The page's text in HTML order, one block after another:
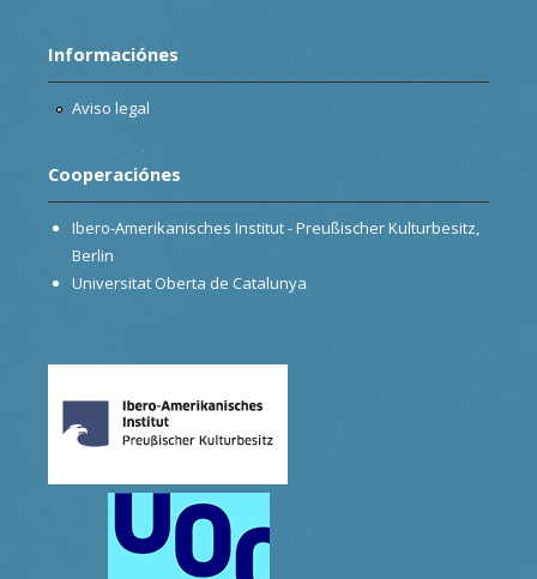
Informaciónes
Aviso legal
Cooperaciónes
Ibero-Amerikanisches Institut - Preußischer Kulturbesitz,
Berlin
Universitat Oberta de Catalunya